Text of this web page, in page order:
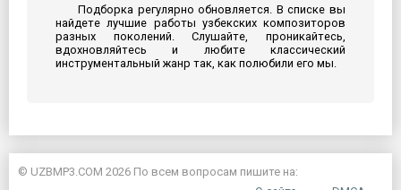
Подборка регулярно обновляется. В списке вы
найдете лучшие работы узбекских композиторов
разных поколений. Слушайте, проникайтесь,
вдохновляйтесь и любите классический
инструментальный жанр так, как полюбили его мы.
© UZBMP3.COM 2026 По всем вопросам пишите на: